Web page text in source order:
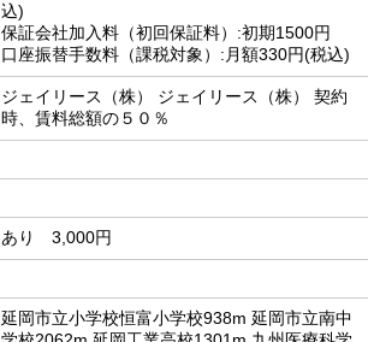
込)
保証会社加入料（初回保証料）:初期1500円
口座振替手数料（課税対象）:月額330円(税込)
ジェイリース（株） ジェイリース（株） 契約
時、賃料総額の５０％
あり 3,000円
延岡市立小学校恒富小学校938m 延岡市立南中